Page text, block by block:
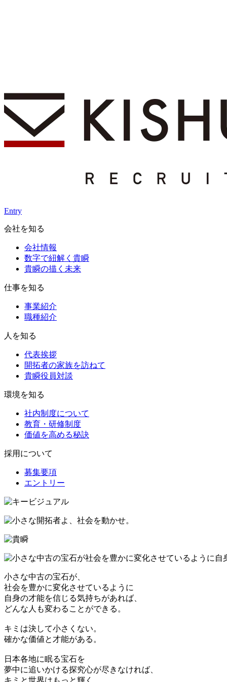
Entry
会社を知る
会社情報
数字で紐解く貴瞬
貴瞬の描く未来
仕事を知る
事業紹介
職種紹介
人を知る
代表挨拶
開拓者の家族を訪ねて
貴瞬役員対談
環境を知る
社内制度について
教育・研修制度
価値を高める秘訣
採用について
募集要項
エントリー
小さな中古の宝石が、
社会を豊かに変化させているように
自身の才能を信じる気持ちがあれば、
どんな人も変わることができる。
キミは決して小さくない。
確かな価値と才能がある。
日本各地に眠る宝石を
夢中に追いかける探究心が尽きなければ、
キミと世界はもっと輝く。